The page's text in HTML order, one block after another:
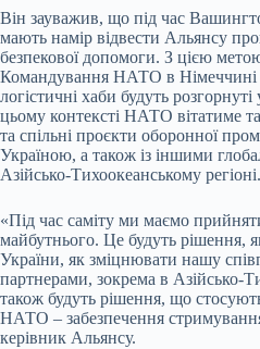
Він зауважив, що під час
мають намір відвести Альянсу
безпекової допомоги. З цією
Командування НАТО в Німеччині
логістичні хаби будуть
цьому контексті НАТО вітатиме
та спільні проєкти оборонної
Україною, а також із іншими
Азійсько-Тихоокеанському регіоні.
«Під час саміту ми маємо
майбутнього. Це будуть рішення,
України, як зміцнювати нашу
партнерами, зокрема в Азійсько-
також будуть рішення, що
НАТО – забезпечення
керівник Альянсу.